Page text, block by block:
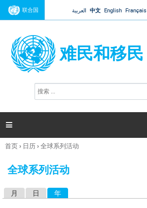
Jump to navigation
联合国 العربية 中文 English Français
难民和移民
搜
索

你
这
首页› 日历›全球系列活动
全球系列活动
月 日 年